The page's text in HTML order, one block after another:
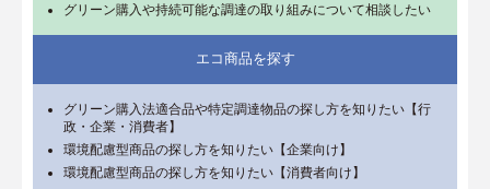
グリーン購入や持続可能な調達の取り組みについて相談したい
エコ商品を探す
グリーン購入法適合品や特定調達物品の探し方を知りたい【行
政・企業・消費者】
環境配慮型商品の探し方を知りたい【企業向け】
環境配慮型商品の探し方を知りたい【消費者向け】